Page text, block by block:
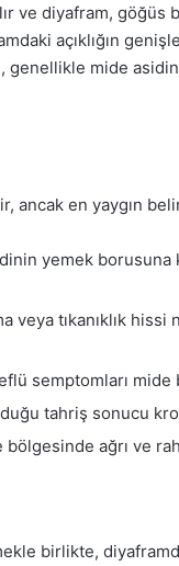
ve diyafram, göğüs
açıklığın
genellikle mide
ancak en yaygın
yemek borusuna
veya tıkanıklık
semptomları mide
tahriş sonucu
ağrı ve
birlikte,